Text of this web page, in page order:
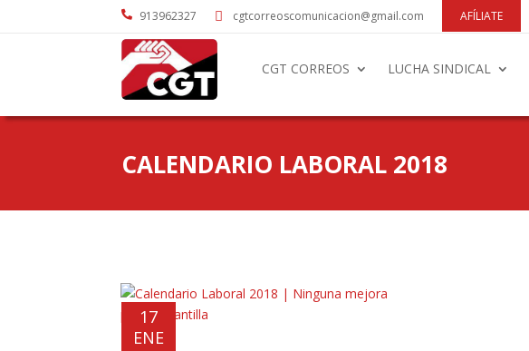
 913962327  cgtcorreoscomunicacion@gmail.com AFÍLIATE
CGT CORREOS LUCHA SINDICAL
CALENDARIO LABORAL 2018
17
ENE